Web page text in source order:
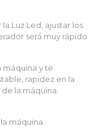
Luz Led, ajustar los
será muy rápido
y te
rapidez en la
la máquina.
máquina